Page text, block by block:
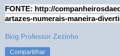
FONTE: http://
artazes-numerais-maneira-
Blog Professor Zezinho
Compartilhar